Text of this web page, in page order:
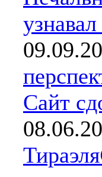
Сайт
Тираэля